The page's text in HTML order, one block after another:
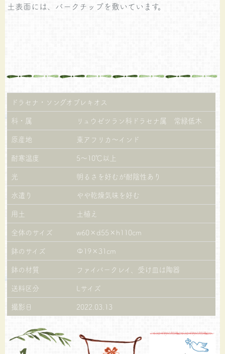
土表面には、バークチップを敷いています。
ドラセナ・ソングオブレキオス
科・属
リュウゼツラン科ドラセナ属 常緑低木
原産地
東アフリカ～インド
耐寒温度
5～10℃以上
光
明るさを好むが耐陰性あり
水遣り
やや乾燥気味を好む
用土
土植え
全体のサイズ
w60×d55×h110cm
鉢のサイズ
Φ19×31cm
鉢の材質
ファイバークレイ、受け皿は陶器
送料区分
Lサイズ
撮影日
2022.03.13